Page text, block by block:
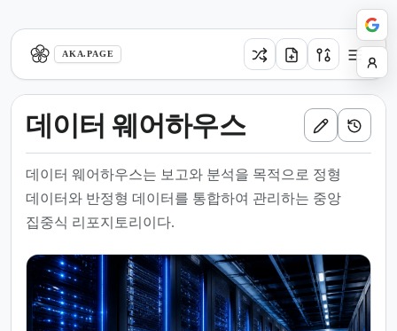
AKA.PAGE
데이터 웨어하우스
데이터 웨어하우스는 보고와 분석을 목적으로 정형
데이터와 반정형 데이터를 통합하여 관리하는 중앙
집중식 리포지토리이다.